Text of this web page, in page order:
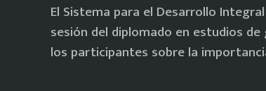
El Sistema para el Desarrollo
sesión del diplomado en estudios
los participantes sobre la